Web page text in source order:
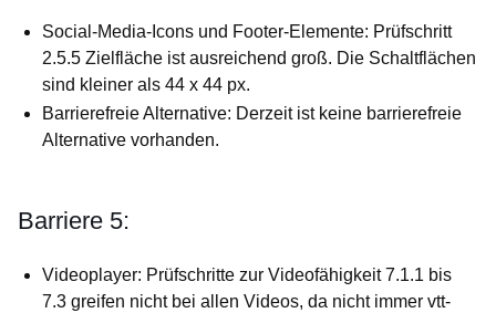
Social-Media-Icons und Footer-Elemente: Prüfschritt
2.5.5 Zielfläche ist ausreichend groß. Die Schaltflächen
sind kleiner als 44 x 44 px.
Barrierefreie Alternative: Derzeit ist keine barrierefreie
Alternative vorhanden.
Barriere 5:
Videoplayer: Prüfschritte zur Videofähigkeit 7.1.1 bis
7.3 greifen nicht bei allen Videos, da nicht immer vtt-